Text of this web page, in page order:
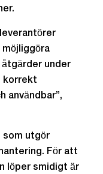
möjliggöra
under
korrekt
användbar”,
som utgör
För att
löper smidigt är